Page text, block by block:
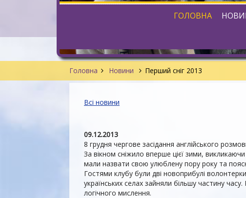
Сайт відділу документів іноземними
ГОЛОВНА
Головна Новини Перший сніг 2013
Всі новини
09.12.2013
8 грудня чергове засідання англійського
За вікном сніжило вперше цієї зими,
мали назвати свою улюблену пору року та
Гостями клубу були дві новоприбулі
українських селах зайняли більшу частину
логічного мислення.